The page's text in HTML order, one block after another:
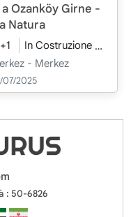
Ozanköy Girne -
Natura
In Costruzione
- Merkez
07/2025
: 50-6826